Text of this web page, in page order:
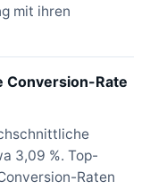
mit ihren
Conversion-Rate
3,09 %. Top-
Raten